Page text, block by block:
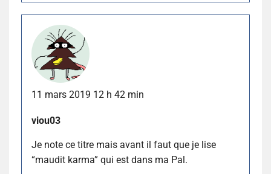
11 mars 2019 12 h 42 min
viou03
Je note ce titre mais avant il faut que je lise
“maudit karma” qui est dans ma Pal.